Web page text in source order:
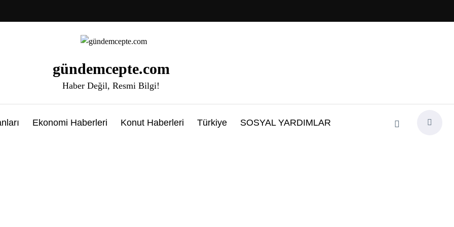
gündemcepte.com
Haber Değil, Resmi Bilgi!
Ekonomi Haberleri Konut Haberleri Türkiye SOSYAL YARDIMLAR